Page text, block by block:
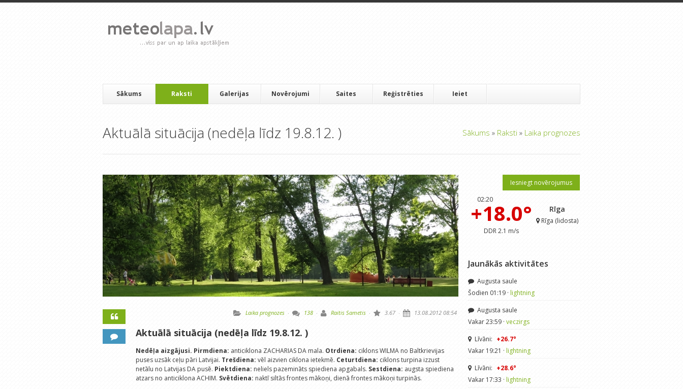
Sākums Raksti Galerijas Novērojumi Saites Reģistrēties Ieiet
Aktuālā situācija (nedēļa līdz 19.8.12. ) Sākums » Raksti » Laika prognozes
Laika prognozes · 138 · Raitis Sametis · 3.67 · 13.08.2012 08:54
Aktuālā situācija (nedēļa līdz 19.8.12. )
Nedēļa aizgājusi. Pirmdiena: anticiklona ZACHARIAS DA mala. Otrdiena: ciklons WILMA no Baltkrievijas
puses uzsāk ceļu pāri Latvijai. Trešdiena: vēl aizvien ciklona ietekmē. Ceturtdiena: ciklons turpina izzust
netālu no Latvijas DA pusē. Piektdiena: neliels pazemināts spiediena apgabals. Sestdiena: augsta spiediena
atzars no anticiklona ACHIM. Svētdiena: naktī siltās frontes mākoņi, dienā frontes mākoņi turpinās.
Iesniegt novērojumus
02:20
+18.0°
DDR 2.1 m/s
Rīga
Rīga (lidosta)
Jaunākās aktivitātes
Augusta saule
Šodien 01:19 · lightning
Augusta saule
Vakar 23:59 · veczirgs
Līvāni: +26.7°
Vakar 19:21 · lightning
Līvāni: +28.6°
Vakar 17:33 · lightning